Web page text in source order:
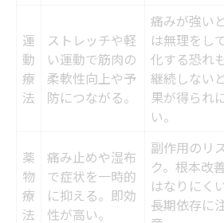
運
動
療
法
ストレッチや軽
い運動で筋肉の
柔軟性向上や予
防につながる。
痛みが強い
は無理をし
化する恐れも
継続しない
果が得られ
い。
薬
物
療
法
痛み止めや湿布
で症状を一時的
に抑える。即効
性が高い。
副作用のリ
ク。根本改
はなりにくい
長期依存に